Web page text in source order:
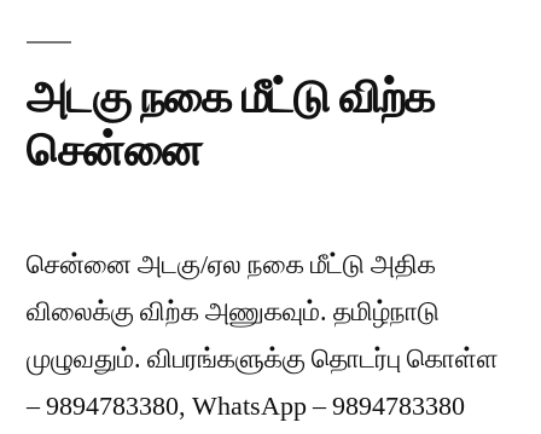
அடகு நகை மீட்டு விற்க
சென்னை
சென்னை அடகு/ஏல நகை மீட்டு அதிக
விலைக்கு விற்க அணுகவும். தமிழ்நாடு
முழுவதும். விபரங்களுக்கு தொடர்பு கொள்ள
– 9894783380, WhatsApp – 9894783380